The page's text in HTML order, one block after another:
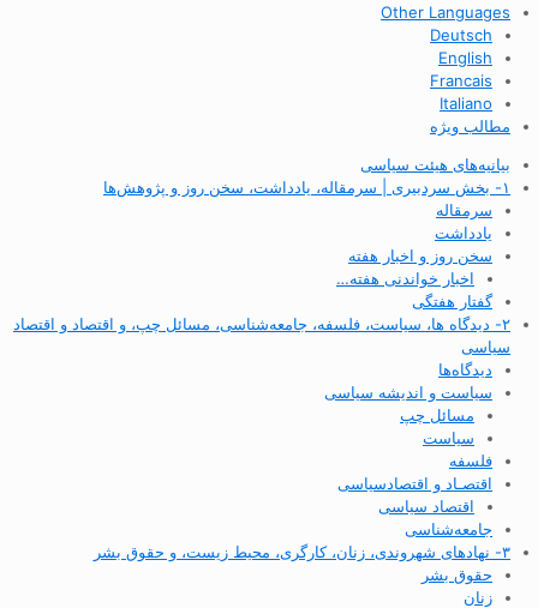
Other Languages
Deutsch
English
Francais
Italiano
مطالب ویژه
بیانیه‌های هیئت سیاسی
۱- بخش سردبیری | سرمقاله، یادداشت، سخن روز و پژوهش‌ها
سرمقاله
یادداشت
سخن روز و اخبار هفته
اخبار خواندنی هفته…
گفتار هفتگی
۲- دیدگاه ها، سیاست، فلسفه، جامعه‌شناسی، مسائل چپ، و اقتصاد و اقتصاد
سیاسی
دیدگاه‌ها
سیاست و اندیشه سیاسی
مسائل چپ
سیاست
فلسفه
اقتصـاد و اقتصاد‌سیاسی
اقتصاد سیاسی
جامعه‌شناسی
۳- نهادهای شهروندی، زنان، کارگری، محیط زیست، و حقوق بشر
حقوق بشر
زنان